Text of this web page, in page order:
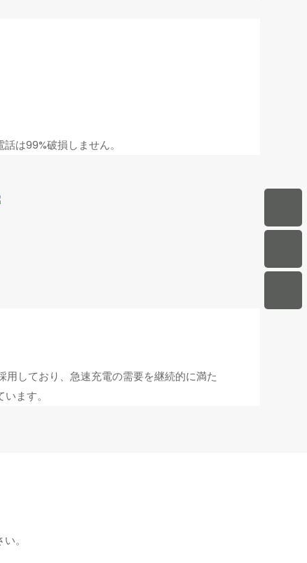
は99%破損しません。
しており、急速充電の需要を継続的に満た
ます。
。